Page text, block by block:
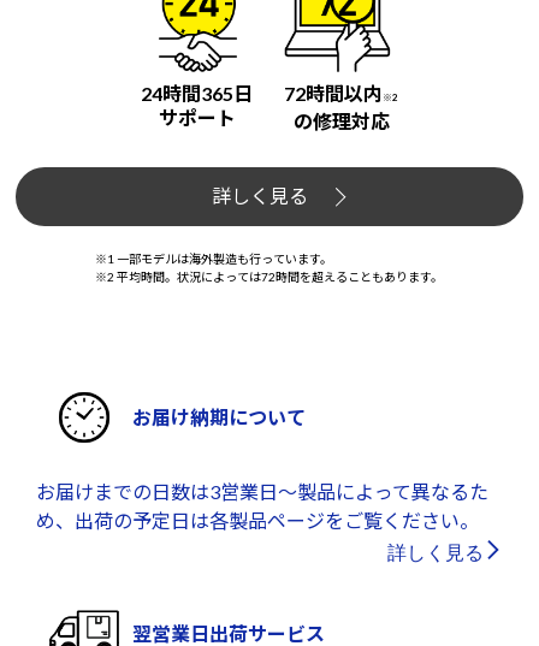
24時間365日
サポート
72時間以内 ※2
の修理対応
詳しく見る
※1 一部モデルは海外製造も行っています。
※2 平均時間。状況によっては72時間を超えることもあります。
お届け納期について
お届けまでの日数は3営業日～製品によって異なるた
め、出荷の予定日は各製品ページをご覧ください。
詳しく見る
翌営業日出荷サービス